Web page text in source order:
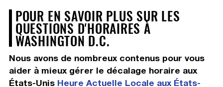
POUR EN SAVOIR PLUS SUR LES
QUESTIONS D'HORAIRES À
WASHINGTON D.C.
Nous avons de nombreux contenus pour vous
aider à mieux gérer le décalage horaire aux
États-Unis Heure Actuelle Locale aux États-